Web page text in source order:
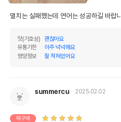
멸치는 실패했는데 연어는 성공하길 바랍
맛(기호성)
괜찮아요
유통기한
아주 넉넉해요
영양정보
잘 적혀있어요
summercu 2025.02.02
재구매